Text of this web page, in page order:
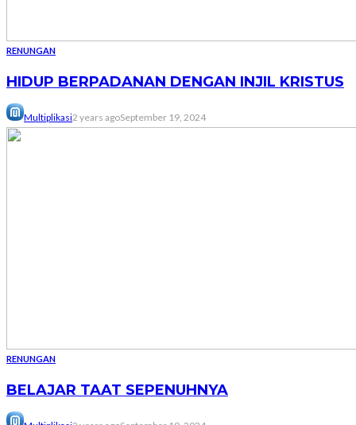
RENUNGAN
HIDUP BERPADANAN DENGAN INJIL KRISTUS
Multiplikasi2 years agoSeptember 19, 2024
RENUNGAN
BELAJAR TAAT SEPENUHNYA